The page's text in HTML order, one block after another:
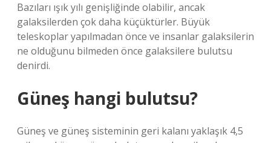
Bazıları ışık yılı genişliğinde olabilir, ancak
galaksilerden çok daha küçüktürler. Büyük
teleskoplar yapılmadan önce ve insanlar galaksilerin
ne olduğunu bilmeden önce galaksilere bulutsu
denirdi.
Güneş hangi bulutsu?
Güneş ve güneş sisteminin geri kalanı yaklaşık 4,5